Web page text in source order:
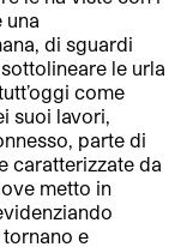
una
di sguardi
le urla
come
suoi lavori,
parte di
caratterizzate da
metto in
e